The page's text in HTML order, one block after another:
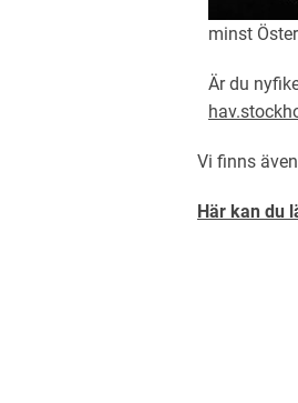
minst
Är du
Vi finns
Här kan du